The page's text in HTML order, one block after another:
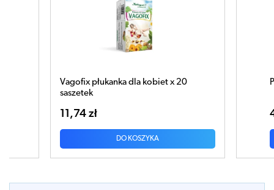
Vagofix płukanka dla kobiet x 20
saszetek
11,74 zł
DO KOSZYKA